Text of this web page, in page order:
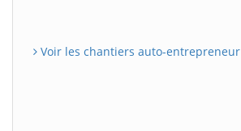
Voir les chantiers auto-entrepreneur